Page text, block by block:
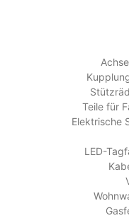
Teile für
Elektrische
LED-